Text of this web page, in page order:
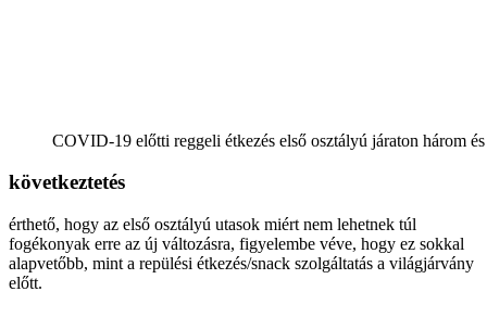
COVID-19 előtti reggeli étkezés első osztályú járaton három
következtetés
érthető, hogy az első osztályú utasok miért nem lehetnek túl
fogékonyak erre az új változásra, figyelembe véve, hogy ez sokkal
alapvetőbb, mint a repülési étkezés/snack szolgáltatás a világjárvány
előtt.